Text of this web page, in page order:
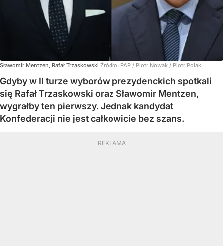
Sławomir Mentzen, Rafał Trzaskowski Źródło: PAP / Piotr Nowak / Piotr Polak
Gdyby w II turze wyborów prezydenckich spotkali
się Rafał Trzaskowski oraz Sławomir Mentzen,
wygrałby ten pierwszy. Jednak kandydat
Konfederacji nie jest całkowicie bez szans.